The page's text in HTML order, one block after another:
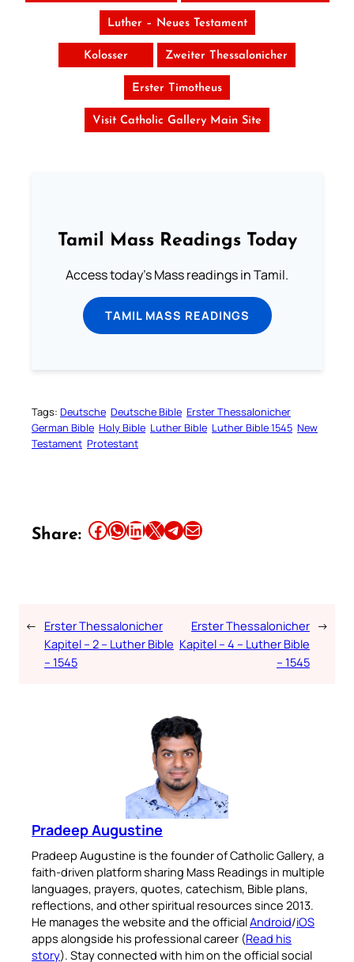
Luther – Neues Testament
Kolosser Zweiter Thessalonicher
Erster Timotheus
Visit Catholic Gallery Main Site
Tamil Mass Readings Today
Access today's Mass readings in Tamil.
TAMIL MASS READINGS
Tags: Deutsche Deutsche Bible Erster Thessalonicher
German Bible Holy Bible Luther Bible Luther Bible 1545 New
Testament Protestant
Share: Share this article on Facebook Share this article on WhatsApp Share this article on LinkedIn Share this article on X Share this article on TelegramEmail this Article
← Erster Thessalonicher
Kapitel – 2 – Luther Bible
– 1545
Erster Thessalonicher
Kapitel – 4 – Luther Bible
– 1545
→
Pradeep Augustine
Pradeep Augustine is the founder of Catholic Gallery, a
faith-driven platform sharing Mass Readings in multiple
languages, prayers, quotes, catechism, Bible plans,
reflections, and other spiritual resources since 2013.
He manages the website and the officialAndroid/iOS
apps alongside his professional career (Read his
story). Stay connected with him on the official social